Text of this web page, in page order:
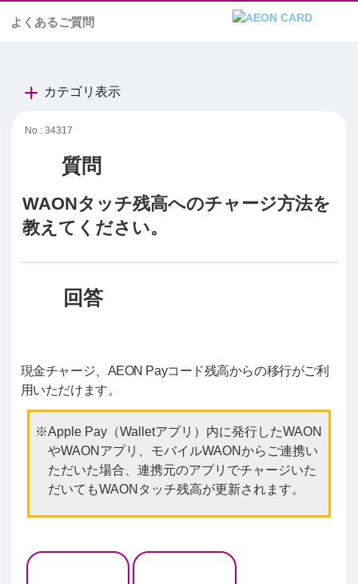
よくあるご質問
カテゴリ表示
No : 34317
WAONタッチ残高へのチャージ方法を
教えてください。
現金チャージ、AEON Payコード残高からの移行がご利
用いただけます。
Apple Pay（Walletアプリ）内に発行したWAON
やWAONアプリ、モバイルWAONからご連携い
ただいた場合、連携元のアプリでチャージいた
だいてもWAONタッチ残高が更新されます。